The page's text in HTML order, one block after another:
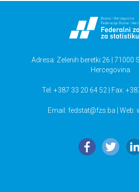
Adresa: Zelenih beretki 26 | 71000
Hercegovina
Tel: +387 33 20 64 52 | Fax:
Email: fedstat@fzs.ba |